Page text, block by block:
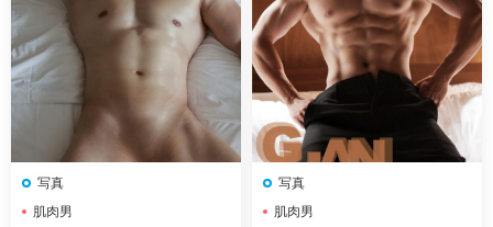
写真
肌肉男
写真
肌肉男